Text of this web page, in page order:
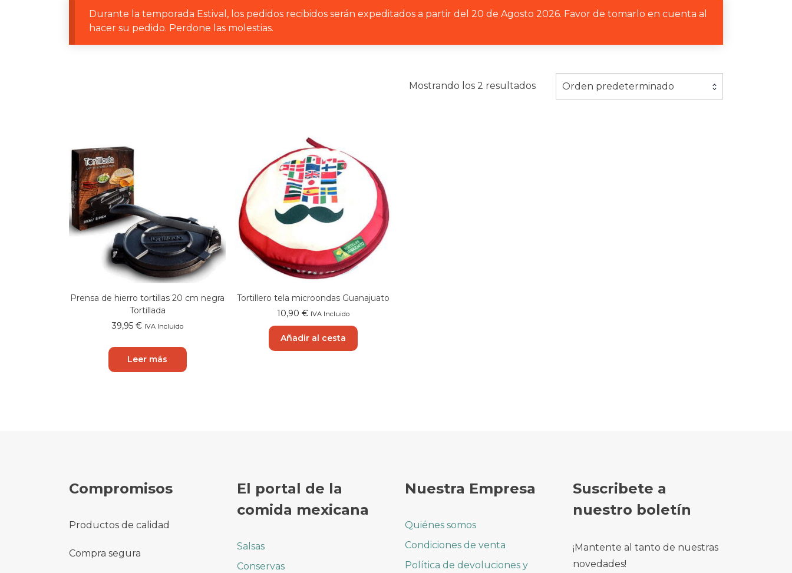
Durante la temporada Estival, los pedidos recibidos serán expeditados a partir del 20 de Agosto 2026. Favor de tomarlo en cuenta al
hacer su pedido. Perdone las molestias.
Mostrando los 2 resultados Orden predeterminado
Prensa de hierro tortillas 20 cm negra
Tortillada
39,95 € IVA Incluido
Leer más
Tortillero tela microondas Guanajuato
10,90 € IVA Incluido
Añadir al cesta
Compromisos
Productos de calidad
Compra segura
El portal de la
comida mexicana
Salsas
Conservas
Nuestra Empresa
Quiénes somos
Condiciones de venta
Política de devoluciones y
Suscribete a
nuestro boletín
¡Mantente al tanto de nuestras
novedades!